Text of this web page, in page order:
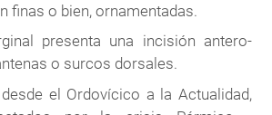
finas o bien, ornamentadas.
presenta una incisión antero-
o surcos dorsales.
el Ordovícico a la Actualidad,